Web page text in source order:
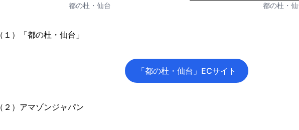
都の杜・仙台 都の杜・
（１）「都の杜・仙台」
「都の杜・仙台」ECサイト
（２）アマゾンジャパン